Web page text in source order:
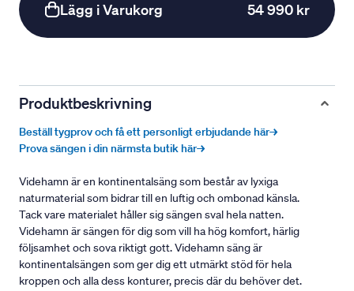
Lägg i Varukorg 54 990 kr
Produktbeskrivning
Beställ tygprov och få ett personligt erbjudande här→
Prova sängen i din närmsta butik här→
Videhamn är en kontinentalsäng som består av lyxiga
naturmaterial som bidrar till en luftig och ombonad känsla.
Tack vare materialet håller sig sängen sval hela natten.
Videhamn är sängen för dig som vill ha hög komfort, härlig
följsamhet och sova riktigt gott. Videhamn säng är
kontinentalsängen som ger dig ett utmärkt stöd för hela
kroppen och alla dess konturer, precis där du behöver det.